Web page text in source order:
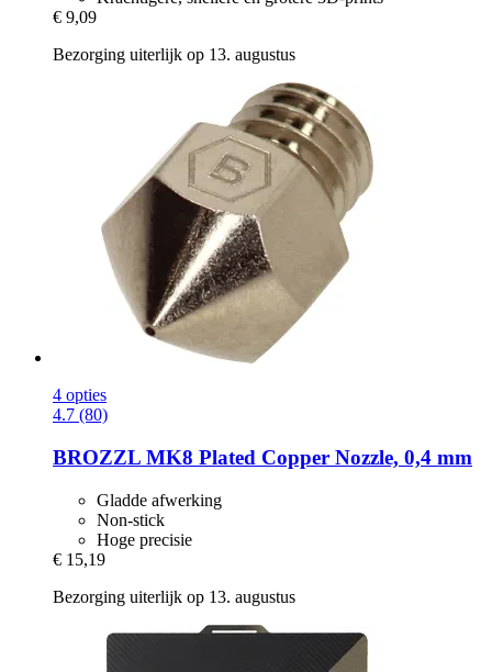
€ 9,09
Bezorging uiterlijk op 13. augustus
4 opties
4.7 (80)
BROZZL MK8 Plated Copper Nozzle, 0,4 mm
Gladde afwerking
Non-stick
Hoge precisie
€ 15,19
Bezorging uiterlijk op 13. augustus